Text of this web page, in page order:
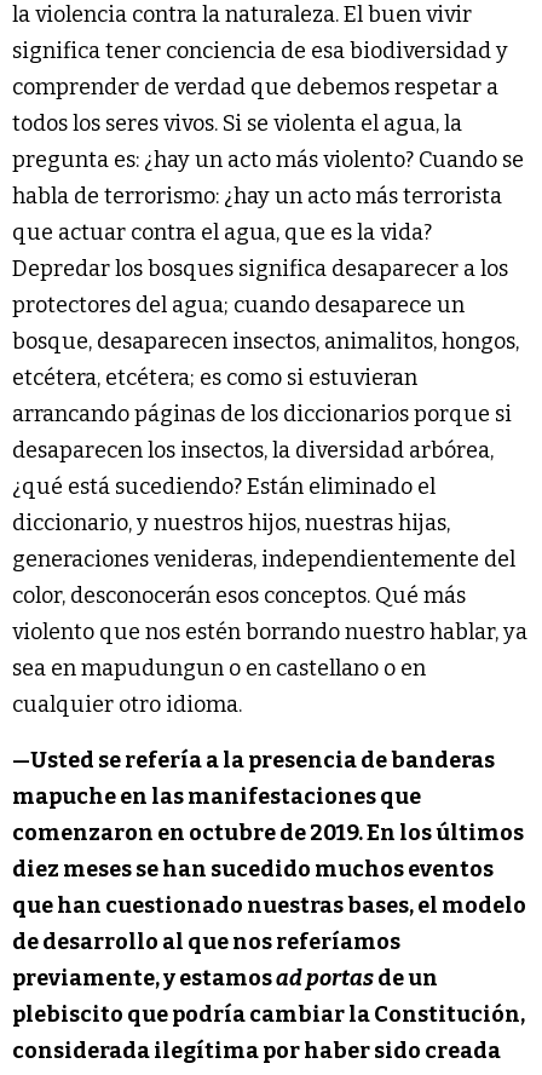
la violencia contra la naturaleza. El buen vivir
significa tener conciencia de esa biodiversidad y
comprender de verdad que debemos respetar a
todos los seres vivos. Si se violenta el agua, la
pregunta es: ¿hay un acto más violento? Cuando se
habla de terrorismo: ¿hay un acto más terrorista
que actuar contra el agua, que es la vida?
Depredar los bosques significa desaparecer a los
protectores del agua; cuando desaparece un
bosque, desaparecen insectos, animalitos, hongos,
etcétera, etcétera; es como si estuvieran
arrancando páginas de los diccionarios porque si
desaparecen los insectos, la diversidad arbórea,
¿qué está sucediendo? Están eliminado el
diccionario, y nuestros hijos, nuestras hijas,
generaciones venideras, independientemente del
color, desconocerán esos conceptos. Qué más
violento que nos estén borrando nuestro hablar, ya
sea en mapudungun o en castellano o en
cualquier otro idioma.
—Usted se refería a la presencia de banderas
mapuche en las manifestaciones que
comenzaron en octubre de 2019. En los últimos
diez meses se han sucedido muchos eventos
que han cuestionado nuestras bases, el modelo
de desarrollo al que nos referíamos
previamente, y estamosad portasde un
plebiscito que podría cambiar la Constitución,
considerada ilegítima por haber sido creada